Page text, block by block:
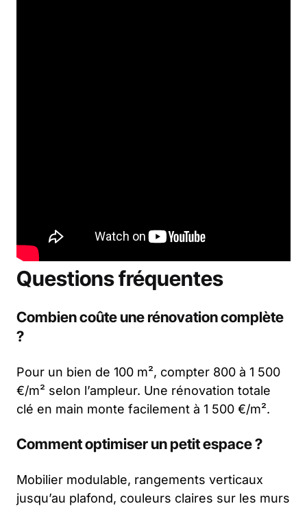
Questions fréquentes
Combien coûte une rénovation complète
?
Pour un bien de 100 m², compter 800 à 1 500
€/m² selon l’ampleur. Une rénovation totale
clé en main monte facilement à 1 500 €/m².
Comment optimiser un petit espace ?
Mobilier modulable, rangements verticaux
jusqu’au plafond, couleurs claires sur les murs